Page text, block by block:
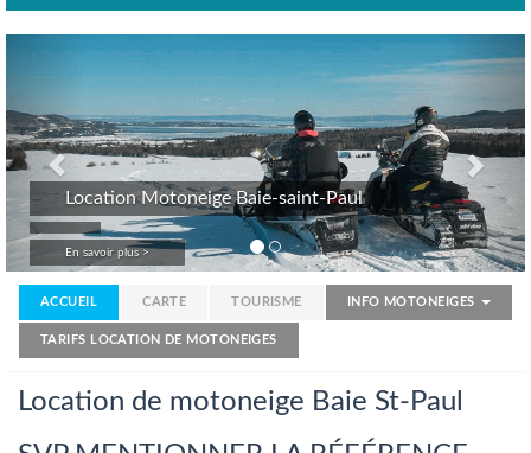
Location Motoneige Baie-saint-Paul
En savoir plus >
ACCUEIL CARTE TOURISME INFO MOTONEIGES
TARIFS LOCATION DE MOTONEIGES
Location de motoneige Baie St-Paul